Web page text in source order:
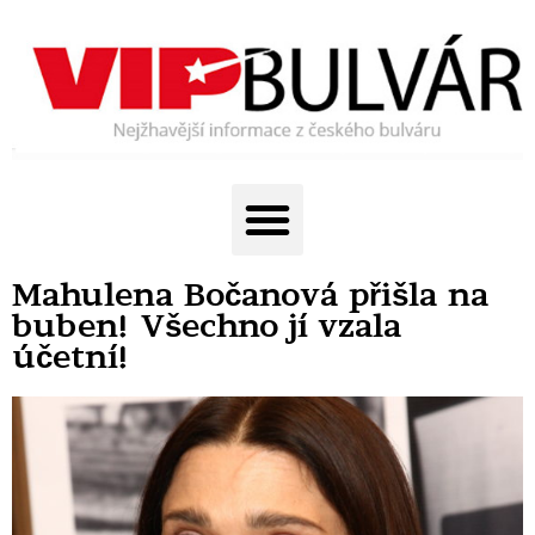
Mahulena Bočanová přišla na
buben! Všechno jí vzala
účetní!